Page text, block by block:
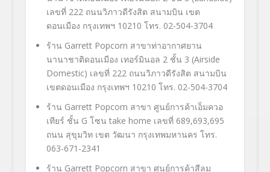
เลขที่ 222 ถนนวิภาวดีรังสิต สนามบิน เขต
ดอนเมือง กรุงเทพฯ 10210 โทร. 02-504-3704
ร้าน Garrett Popcorn สาขาท่าอากาศยาน
นานาชาติดอนเมือง เทอร์มินอล 2 ชั้น 3 (Airside
Domestic) เลขที่ 222 ถนนวิภาวดีรังสิต สนามบิน
เขตดอนเมือง กรุงเทพฯ 10210 โทร. 02-504-3704
ร้าน Garrett Popcorn สาขา ศูนย์การค้าเอ็มควอ
เทียร์ ชั้น G โซน take home เลขที่ 689,693,695
ถนน สุขุมวิท เขต วัฒนา กรุงเทพมหานคร โทร.
063-671-2341
ร้าน Garrett Popcorn สาขา ศูนย์การค้าสีลม